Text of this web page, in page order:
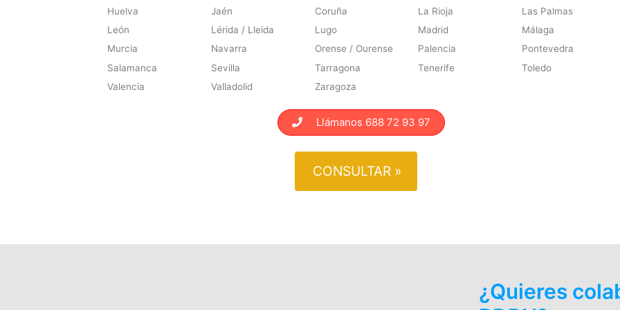
Huelva Jaén
Coruña
La Rioja
Las Palmas
León
Lérida / Lleida Lugo Madrid
Málaga
Murcia
Navarra Orense / Ourense Palencia
Pontevedra
Salamanca
Sevilla Tarragona Tenerife
Toledo
Valencia
Valladolid Zaragoza
Llámanos 688 72 93 97
CONSULTAR »
¿Quieres